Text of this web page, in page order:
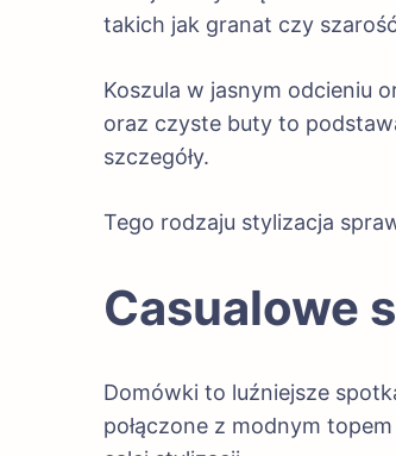
takich jak granat czy
Koszula w jasnym odcieniu
oraz czyste buty to
szczegóły.
Tego rodzaju stylizacja
Casualowe
Domówki to luźniejsze
połączone z modnym